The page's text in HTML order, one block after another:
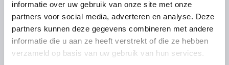
informatie over uw gebruik van onze site met onze
partners voor social media, adverteren en analyse. Deze
partners kunnen deze gegevens combineren met andere
informatie die u aan ze heeft verstrekt of die ze hebben
verzameld op basis van uw gebruik van hun services.
Kenmerken
Binnenmaat: 200 x 110 x 35 cm